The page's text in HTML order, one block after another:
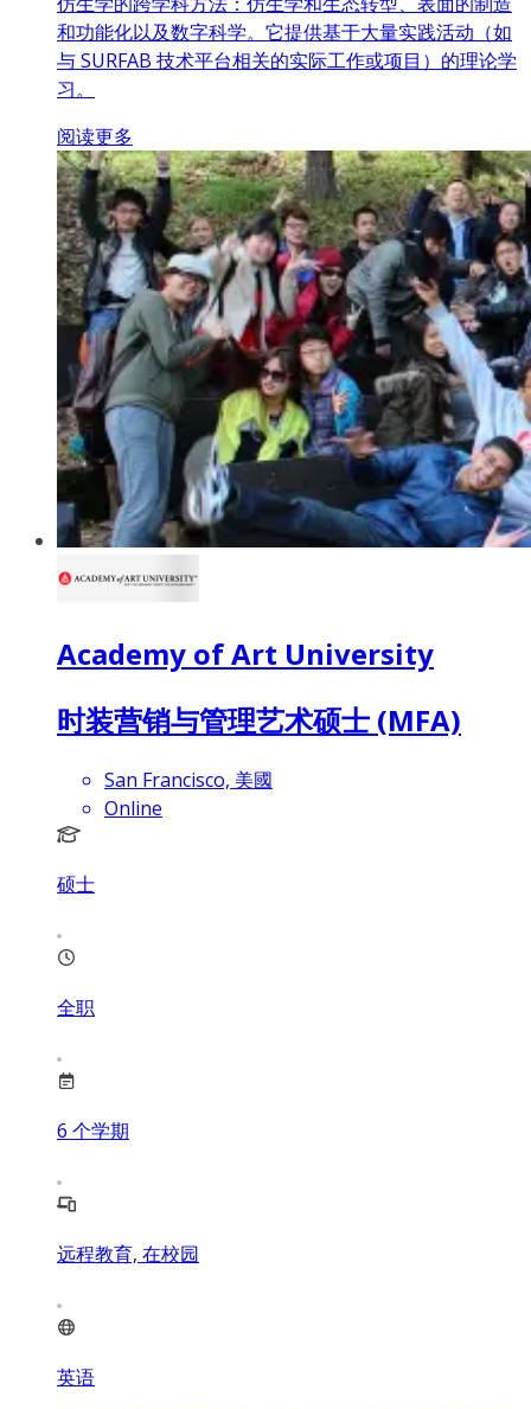
和功能化以及数字科学。它提供基于大量实践活动（如
与 SURFAB 技术平台相关的实际工作或项目）的理论学
习。
阅读更多
Academy of Art University
时装营销与管理艺术硕士 (MFA)
San Francisco, 美國
Online
硕士
全职
6 个学期
远程教育, 在校园
英语